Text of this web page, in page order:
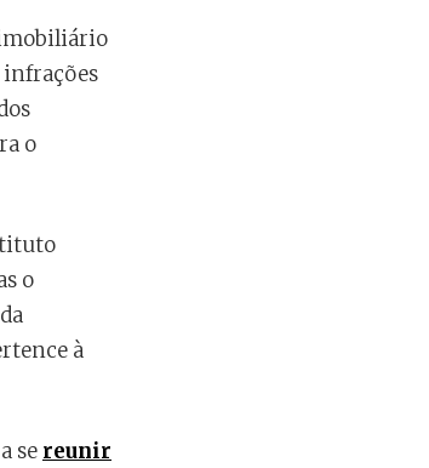
imobiliário
infrações
o
o
à
se reunir